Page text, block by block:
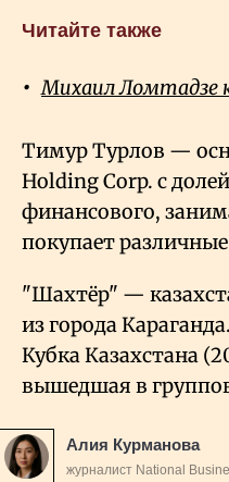
Читайте также
Михаил Ломтадзе
Тимур Турлов —
Holding Corp. с
финансового,
покупает
"Шахтёр" —
из города
Кубка Казахстана
вышедшая в
Алия Курманова
журналист National